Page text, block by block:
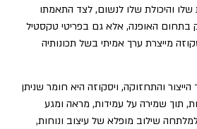
שלו והיכולת שלו לנשום, לצד התאמתו
בתחום האופנה, אלא גם בפריטי טקסטיל
מייצרת ערך אמיתי בשל תכונותיה
והתחזוקה, ויסקוזה היא חומר שניתן
תוך שמירה על עמידות, מראה ומגע
שילוב מופלא של עיצוב ונוחות,